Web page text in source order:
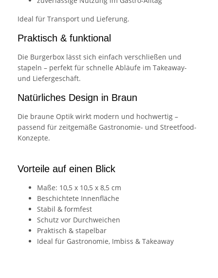
Ideal für Transport und Lieferung.
Praktisch & funktional
Die Burgerbox lässt sich einfach verschließen und
stapeln – perfekt für schnelle Abläufe im Takeaway-
und Liefergeschäft.
Natürliches Design in Braun
Die braune Optik wirkt modern und hochwertig –
passend für zeitgemäße Gastronomie- und Streetfood-
Konzepte.
Vorteile auf einen Blick
Maße: 10,5 x 10,5 x 8,5 cm
Beschichtete Innenfläche
Stabil & formfest
Schutz vor Durchweichen
Praktisch & stapelbar
Ideal für Gastronomie, Imbiss & Takeaway